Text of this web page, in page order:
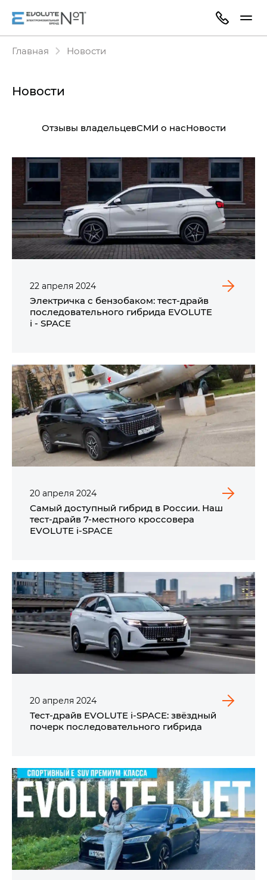
Главная Новости
Новости
Отзывы владельцевСМИ о насНовости
22 апреля 2024
Электричка с бензобаком: тест-драйв
последовательного гибрида EVOLUTE
i - SPACE
20 апреля 2024
Самый доступный гибрид в России. Наш
тест-драйв 7-местного кроссовера
EVOLUTE i‑SPACE
20 апреля 2024
Тест-драйв EVOLUTE i‑SPACE: звёздный
почерк последовательного гибрида